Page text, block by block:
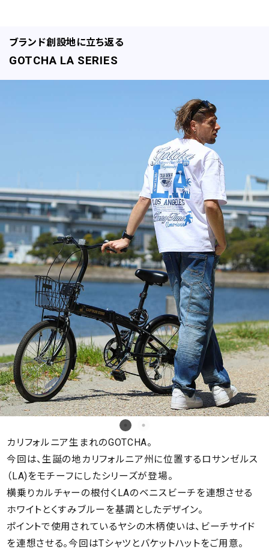
ブランド創設地に立ち返る
GOTCHA LA SERIES
カリフォルニア生まれのGOTCHA。
今回は、生誕の地カリフォルニア州に位置するロサンゼルス
（LA)をモチーフにしたシリーズが登場。
横乗りカルチャーの根付くLAのベニスビーチを連想させる
ホワイトとくすみブルーを基調としたデザイン。
ポイントで使用されているヤシの木柄使いは、ビーチサイド
を連想させる。今回はTシャツとバケットハットをご用意。